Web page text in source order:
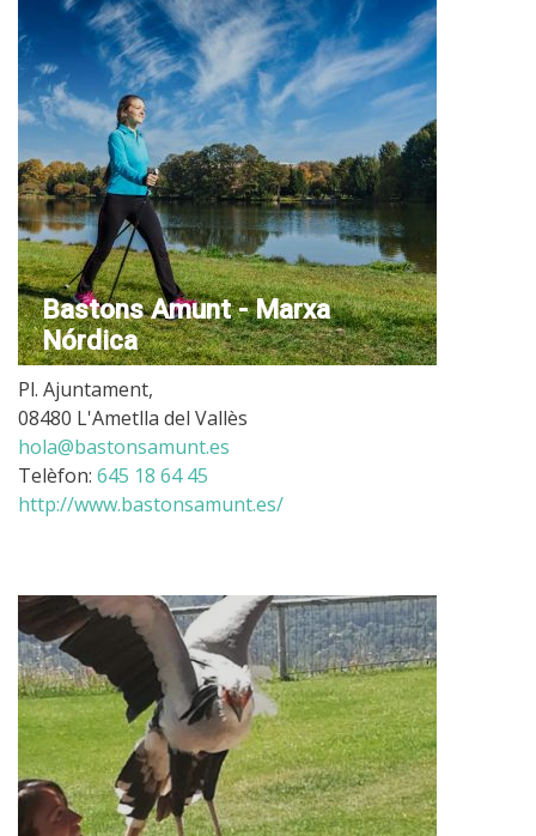
Bastons Amunt - Marxa
Nórdica
Pl. Ajuntament,
08480 L'Ametlla del Vallès
hola@bastonsamunt.es
Telèfon: 645 18 64 45
http://www.bastonsamunt.es/